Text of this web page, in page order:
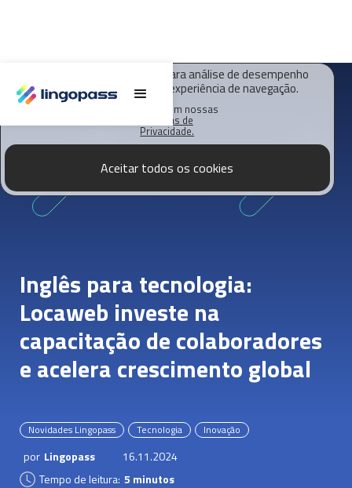
O Lingopass utiliza cookies para análise de desempenho
deste site e melhorar sua experiência de navegação.
Saiba mais em nossas
Políticas de
Privacidade.
Aceitar todos os cookies
Inglês para tecnologia:
Locaweb investe na
capacitação de colaboradores
e acelera crescimento global
Novidades Lingopass Tecnologia Inovação
por Lingopass
16.11.2024
Tempo de leitura: 5 minutos